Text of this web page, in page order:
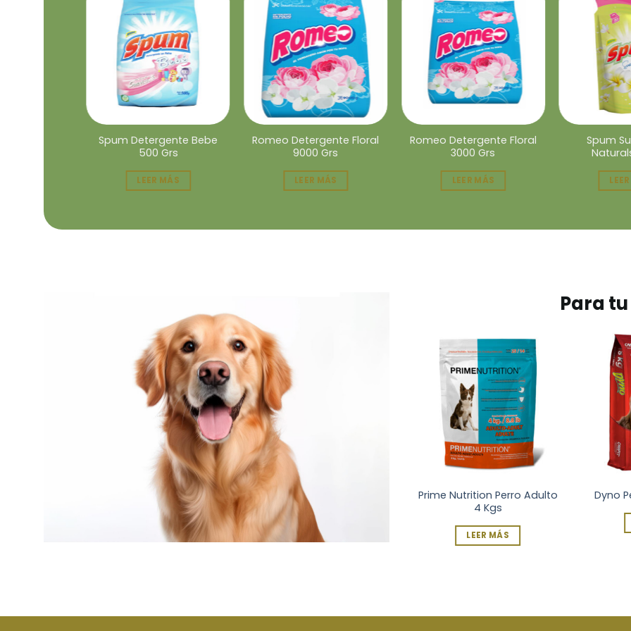
Spum Detergente Bebe
500 Grs
LEER MÁS
Romeo Detergente Floral
9000 Grs
LEER MÁS
Romeo Detergente Floral
3000 Grs
LEER MÁS
Spum
Para
Prime Nutrition Perro Adulto
4 Kgs
LEER MÁS
Dyno
Dyno Perro Adulto 25 Kgs
LEER MÁS